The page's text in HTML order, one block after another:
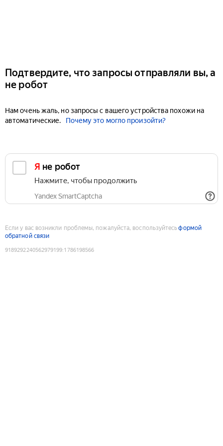
Подтвердите, что запросы отправляли вы, а
не робот
Нам очень жаль, но запросы с вашего устройства похожи на
автоматические.
Почему это могло произойти?
Я не робот
Нажмите, чтобы продолжить
Yandex SmartCaptcha
Если у вас возникли проблемы, пожалуйста, воспользуйтесьформой
обратной связи
9189292240562979199:1786198566